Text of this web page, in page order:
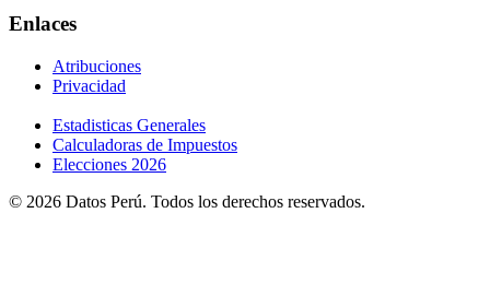
Enlaces
Atribuciones
Privacidad
Estadisticas Generales
Calculadoras de Impuestos
Elecciones 2026
© 2026 Datos Perú. Todos los derechos reservados.